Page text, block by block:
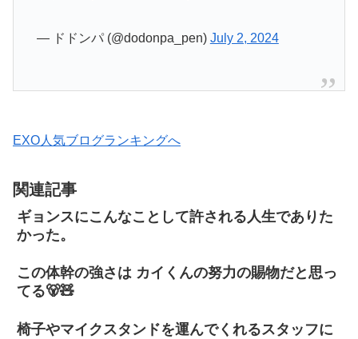
— ドドンパ (@dodonpa_pen) July 2, 2024
EXO人気ブログランキングへ
関連記事
ギョンスにこんなことして許される人生でありた
かった。
この体幹の強さは カイくんの努力の賜物だと思っ
てる🐻🧸
椅子やマイクスタンドを運んでくれるスタッフに